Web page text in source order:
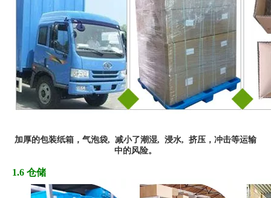
加厚的包装纸箱， 气泡袋, 减小了潮湿, 浸水, 挤压 ，冲击等运输
中的风险。
1.6 仓储